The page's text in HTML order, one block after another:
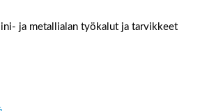
ja metallialan työkalut ja tarvikkeet